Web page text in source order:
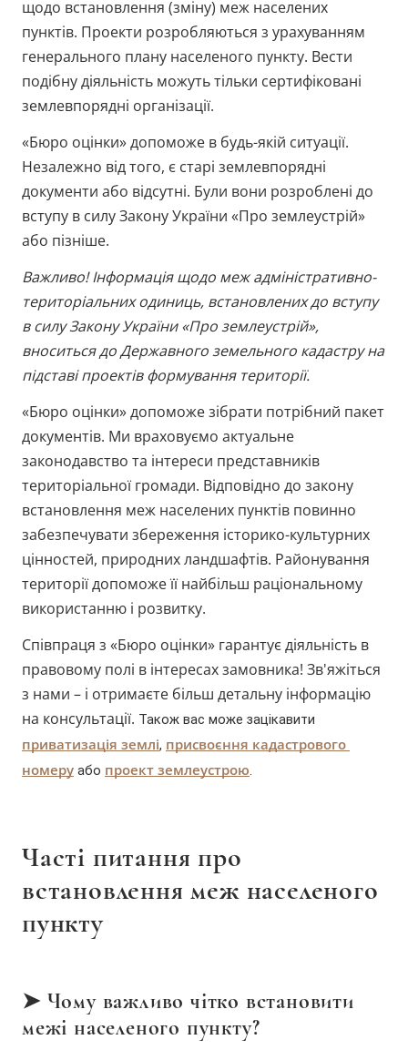
щодо встановлення (зміну) меж населених
пунктів. Проекти розробляються з урахуванням
генерального плану населеного пункту. Вести
подібну діяльність можуть тільки сертифіковані
землевпорядні організації.
«Бюро оцінки» допоможе в будь-якій ситуації.
Незалежно від того, є старі землевпорядні
документи або відсутні. Були вони розроблені до
вступу в силу Закону України «Про землеустрій»
або пізніше.
Важливо! Інформація щодо меж адміністративно-
територіальних одиниць, встановлених до вступу
в силу Закону України «Про землеустрій»,
вноситься до Державного земельного кадастру на
підставі проектів формування території.
«Бюро оцінки» допоможе зібрати потрібний пакет
документів. Ми враховуємо актуальне
законодавство та інтереси представників
територіальної громади. Відповідно до закону
встановлення меж населених пунктів повинно
забезпечувати збереження історико-культурних
цінностей, природних ландшафтів. Районування
території допоможе її найбільш раціональному
використанню і розвитку.
Співпраця з «Бюро оцінки» гарантує діяльність в
правовому полі в інтересах замовника! Зв'яжіться
з нами – і отримаєте більш детальну інформацію
на консультації.
приватизація землі, присвоєння кадастрового
номеру або проект землеустрою.
Часті питання про
встановлення меж населеного
пункту
➤ Чому важливо чітко встановити
межі населеного пункту?